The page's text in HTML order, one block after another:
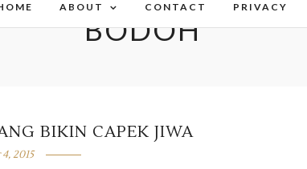
ABOUT CONTACT PRIVACY
BODOH
BIKIN CAPEK JIWA
2015